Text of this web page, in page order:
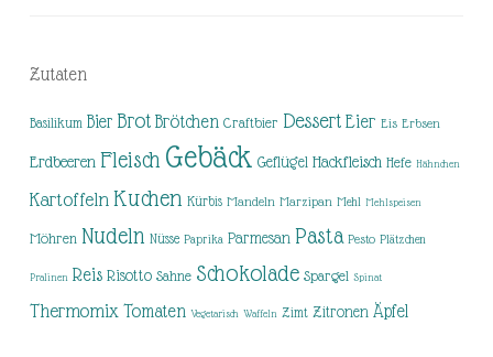
Zutaten
Basilikum Bier Brot Brötchen Craftbier Dessert Eier Eis Erbsen
Erdbeeren Fleisch Gebäck Geflügel Hackfleisch Hefe Hähnchen
Kartoffeln Kuchen Kürbis Mandeln Marzipan Mehl Mehlspeisen
Möhren Nudeln Nüsse Paprika Parmesan Pasta Pesto Plätzchen
Pralinen Reis Risotto Sahne Schokolade Spargel Spinat
Thermomix Tomaten Vegetarisch Waffeln Zimt Zitronen Äpfel